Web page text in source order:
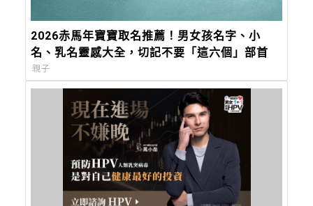
2026赤馬年寶寶取名推薦！男女孩名字、小
名、乳名靈感大全，切記不要「這六個」部首
親子